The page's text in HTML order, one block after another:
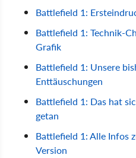
Battlefield 1:
Battlefield 1: Technik-
Grafik
Battlefield 1: Unsere
Enttäuschungen
Battlefield 1: Das hat
getan
Battlefield 1: Alle Infos
Version